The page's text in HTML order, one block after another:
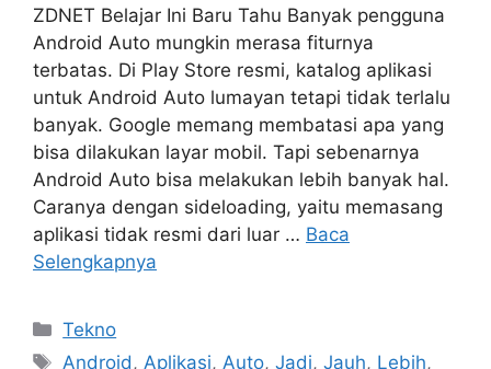
ZDNET Belajar Ini Baru Tahu Banyak pengguna
Android Auto mungkin merasa fiturnya
terbatas. Di Play Store resmi, katalog aplikasi
untuk Android Auto lumayan tetapi tidak terlalu
banyak. Google memang membatasi apa yang
bisa dilakukan layar mobil. Tapi sebenarnya
Android Auto bisa melakukan lebih banyak hal.
Caranya dengan sideloading, yaitu memasang
aplikasi tidak resmi dari luar … Baca
Selengkapnya
Kategori
Tekno
Tag
Android , Aplikasi, Auto,Jadi,Jauh, Lebih,